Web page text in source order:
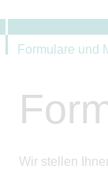
Formulare und
Wir stellen